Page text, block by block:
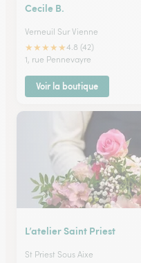
Cecile B.
Verneuil Sur Vienne
★★★★★4.8 (42)
1, rue Pennevayre
Voir la boutique
L’atelier Saint Priest
St Priest Sous Aixe